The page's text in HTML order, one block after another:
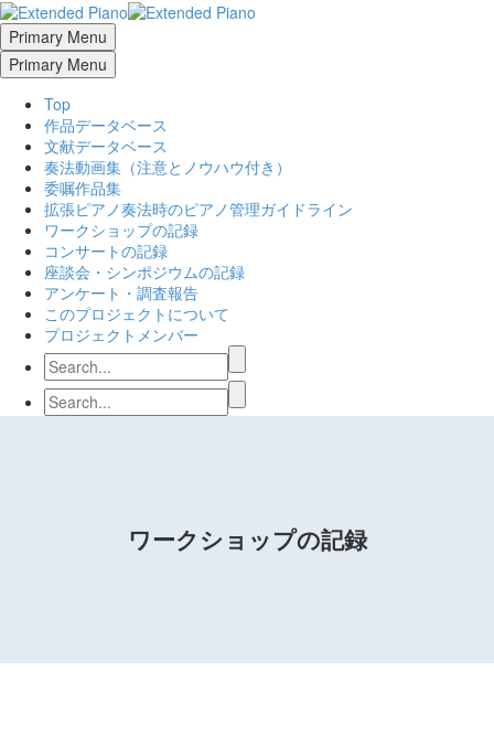
Primary Menu
Primary Menu
Top
作品データベース
文献データベース
奏法動画集（注意とノウハウ付き）
委嘱作品集
拡張ピアノ奏法時のピアノ管理ガイドライン
ワークショップの記録
コンサートの記録
座談会・シンポジウムの記録
アンケート・調査報告
このプロジェクトについて
プロジェクトメンバー
ワークショップの記録